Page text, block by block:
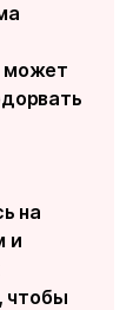
может
на
и
чтобы